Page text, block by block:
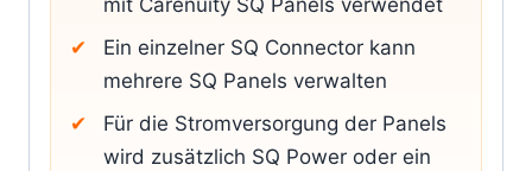
mit Carenuity SQ Panels verwendet
Ein einzelner SQ Connector kann
mehrere SQ Panels verwalten
Für die Stromversorgung der Panels
wird zusätzlich SQ Power oder ein